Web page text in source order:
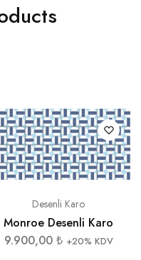
Desenli Karo
Monroe Desenli Karo
9.900,00 ₺ +20% KDV